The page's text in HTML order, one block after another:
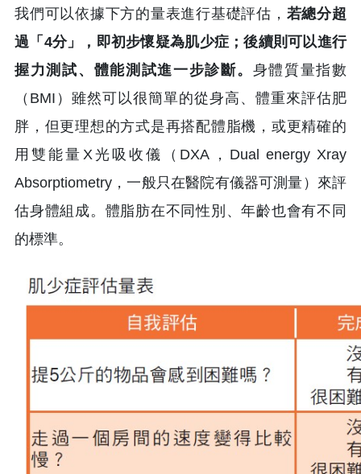
我們可以依據下方的量表進行基礎評估， 若總分超
過「4分」，即初步懷疑為肌少症；後續則可以進行
握力測試、體能測試進一步診斷。 身體質量指數
（BMI）雖然可以很簡單的從身高、體重來評估肥
胖，但更理想的方式是再搭配體脂機，或更精確的
用雙能量X光吸收儀（DXA，Dual energy Xray
Absorptiometry，一般只在醫院有儀器可測量）來評
估身體組成。體脂肪在不同性別、年齡也會有不同
的標準。